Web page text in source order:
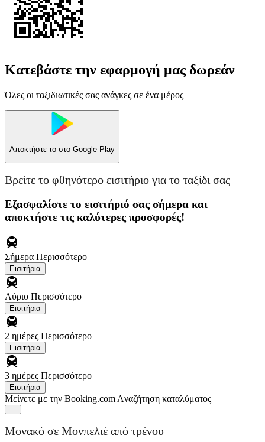
Κατεβάστε την εφαρμογή μας δωρεάν
Όλες οι ταξιδιωτικές σας ανάγκες σε ένα μέρος
Αποκτήστε το στο Google Play
Βρείτε το φθηνότερο εισιτήριο για το ταξίδι σας
Εξασφαλίστε το εισιτήριό σας σήμερα και
αποκτήστε τις καλύτερες προσφορές!
Σήμερα Περισσότερο
Εισιτήρια
Αύριο Περισσότερο
Εισιτήρια
2 ημέρες Περισσότερο
Εισιτήρια
3 ημέρες Περισσότερο
Εισιτήρια
Μείνετε με την Booking.com Aναζήτηση καταλύματος
Μονακό σε Μονπελιέ από τρένου